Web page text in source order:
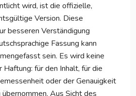
wird, ist die offizielle,
Version. Diese
besseren Verständigung
Fassung kann
sein. Es wird keine
für den Inhalt, für die
oder der Genauigkeit
Aus Sicht des